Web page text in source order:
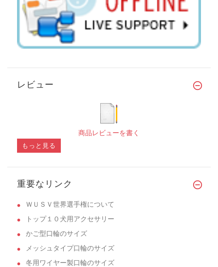
レビュー
商品レビューを書く
もっと見る
重要なリンク
ＷＵＳＶ世界選手権について
トップ１０犬用アクセサリー
かご型口輪のサイズ
メッシュタイプ口輪のサイズ
冬用ワイヤー製口輪のサイズ